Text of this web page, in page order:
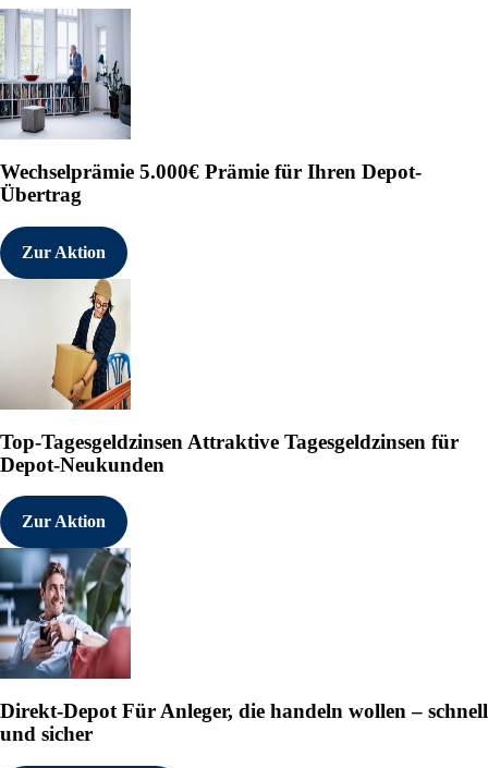
Wechselprämie 5.000€ Prämie für Ihren Depot-
Übertrag
Zur Aktion
Top-Tagesgeldzinsen Attraktive Tagesgeldzinsen für
Depot-Neukunden
Zur Aktion
Direkt-Depot Für Anleger, die handeln wollen – schnell
und sicher